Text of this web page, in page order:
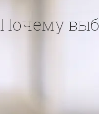
Почему